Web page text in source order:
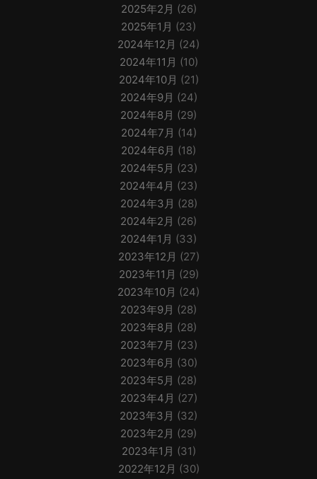
2025年2月 (26)
2025年1月 (23)
2024年12月 (24)
2024年11月 (10)
2024年10月 (21)
2024年9月 (24)
2024年8月 (29)
2024年7月 (14)
2024年6月 (18)
2024年5月 (23)
2024年4月 (23)
2024年3月 (28)
2024年2月 (26)
2024年1月 (33)
2023年12月 (27)
2023年11月 (29)
2023年10月 (24)
2023年9月 (28)
2023年8月 (28)
2023年7月 (23)
2023年6月 (30)
2023年5月 (28)
2023年4月 (27)
2023年3月 (32)
2023年2月 (29)
2023年1月 (31)
2022年12月 (30)